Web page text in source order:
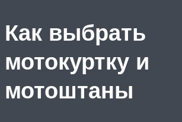
Как выбрать
мотокуртку и
мотоштаны